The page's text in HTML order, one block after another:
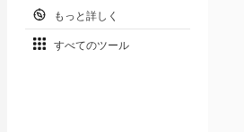
もっと詳しく
すべてのツール